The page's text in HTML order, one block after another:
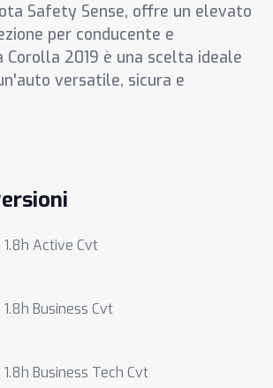
Safety Sense, offre un elevato
per conducente e
Corolla 2019 è una scelta ideale
versatile, sicura e
Active Cvt
Business Cvt
Business Tech Cvt